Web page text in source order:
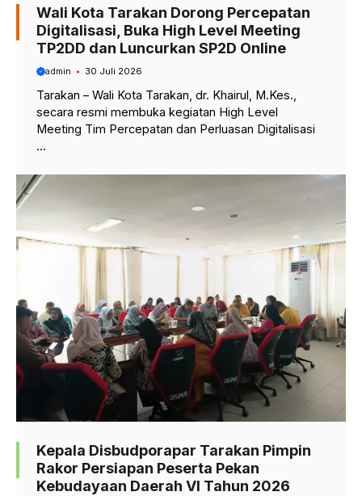
Wali Kota Tarakan Dorong Percepatan
Digitalisasi, Buka High Level Meeting
TP2DD dan Luncurkan SP2D Online
admin 30 Juli 2026
Tarakan – Wali Kota Tarakan, dr. Khairul, M.Kes.,
secara resmi membuka kegiatan High Level
Meeting Tim Percepatan dan Perluasan Digitalisasi
...
Kepala Disbudporapar Tarakan Pimpin
Rakor Persiapan Peserta Pekan
Kebudayaan Daerah VI Tahun 2026